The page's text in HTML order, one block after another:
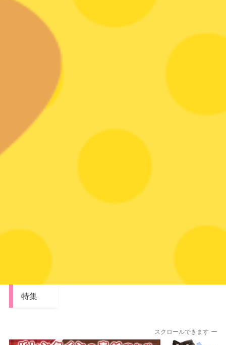
特集
スクロールできます